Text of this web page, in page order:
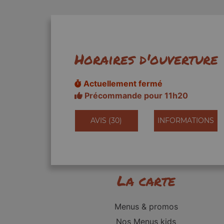
Horaires d'ouverture
Actuellement fermé
Précommande pour 11h20
AVIS (30) INFORMATIONS
La carte
Menus & promos
Nos Menus kids